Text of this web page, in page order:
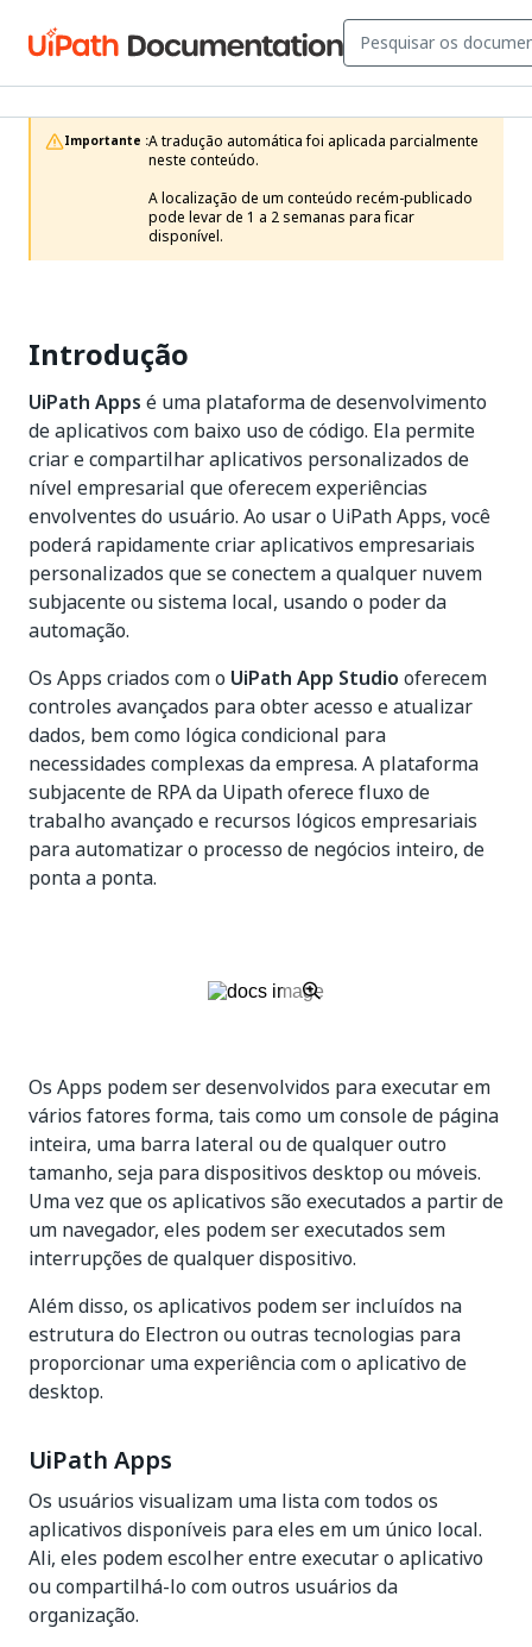
Importante :A tradução automática foi aplicada parcialmente
neste conteúdo.
A localização de um conteúdo recém-publicado
pode levar de 1 a 2 semanas para ficar
disponível.
Introdução
UiPath Apps é uma plataforma de desenvolvimento
de aplicativos com baixo uso de código. Ela permite
criar e compartilhar aplicativos personalizados de
nível empresarial que oferecem experiências
envolventes do usuário. Ao usar o UiPath Apps, você
poderá rapidamente criar aplicativos empresariais
personalizados que se conectem a qualquer nuvem
subjacente ou sistema local, usando o poder da
automação.
Os Apps criados com o UiPath App Studio oferecem
controles avançados para obter acesso e atualizar
dados, bem como lógica condicional para
necessidades complexas da empresa. A plataforma
subjacente de RPA da Uipath oferece fluxo de
trabalho avançado e recursos lógicos empresariais
para automatizar o processo de negócios inteiro, de
ponta a ponta.
Os Apps podem ser desenvolvidos para executar em
vários fatores forma, tais como um console de página
inteira, uma barra lateral ou de qualquer outro
tamanho, seja para dispositivos desktop ou móveis.
Uma vez que os aplicativos são executados a partir de
um navegador, eles podem ser executados sem
interrupções de qualquer dispositivo.
Além disso, os aplicativos podem ser incluídos na
estrutura do Electron ou outras tecnologias para
proporcionar uma experiência com o aplicativo de
desktop.
UiPath Apps
Os usuários visualizam uma lista com todos os
aplicativos disponíveis para eles em um único local.
Ali, eles podem escolher entre executar o aplicativo
ou compartilhá-lo com outros usuários da
organização.